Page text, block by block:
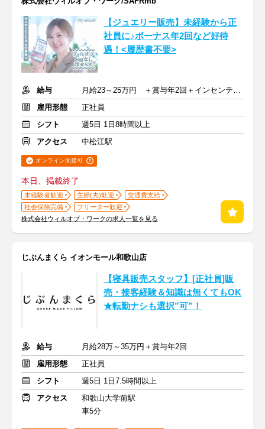
【ジュエリー販売】未経験から正
社員に♪ボーナス年2回など好待
遇！<履歴書不要>
給与
月給23～25万円 ＋賞与年2回＋インセンティブ＋交通費
雇用形態
正社員
シフト
週5日 1日8時間以上
アクセス
中松江駅
オンライン面接可
本日、掲載終了
未経験者歓迎 主婦(夫)歓迎
交通費支給
社会保険完備
フリーター歓迎
株式会社ウィルオブ・ワークの求人一覧を見る
じぶんまくら イオンモール和歌山店
【寝具販売スタッフ】[正社員]販
売・接客経験＆知識は無くてもOK
★転勤ナシも選択”可”！
給与
月給28万～35万円＋賞与年2回
雇用形態
正社員
シフト
週5日 1日7.5時間以上
アクセス
和歌山大学前駅
車5分